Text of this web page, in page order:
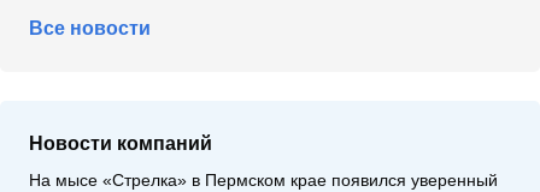
Все новости
Новости компаний
На мысе «Стрелка» в Пермском крае появился уверенный